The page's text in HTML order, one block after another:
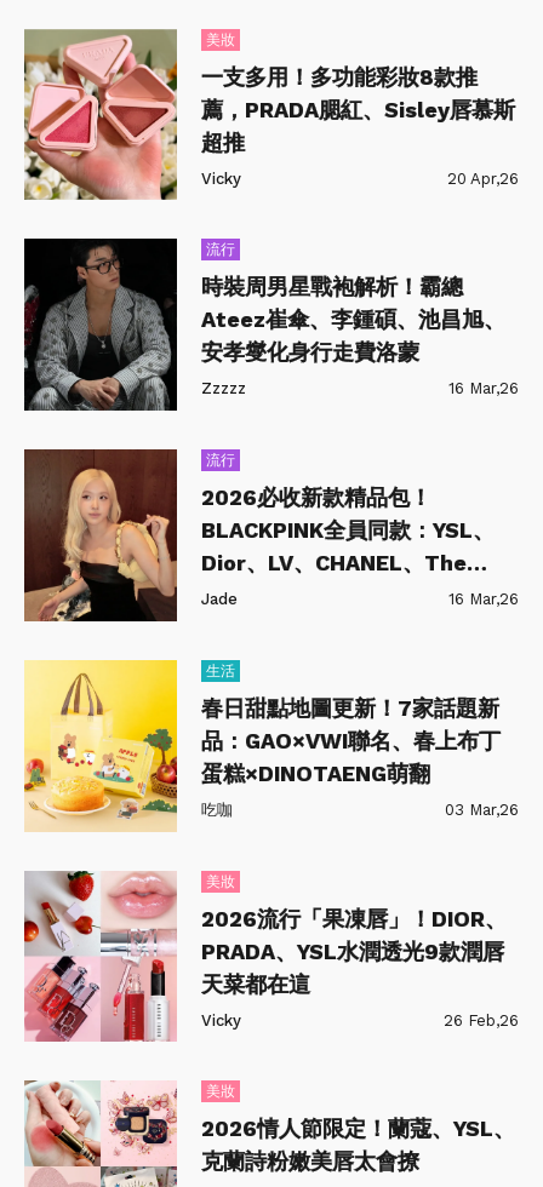
美妝
一支多用！多功能彩妝8款推
薦，PRADA腮紅、Sisley唇慕斯
超推
Vicky 20 Apr,26
流行
時裝周男星戰袍解析！霸總
Ateez崔傘、李鍾碩、池昌旭、
安孝燮化身行走費洛蒙
Zzzzz 16 Mar,26
流行
2026必收新款精品包！
BLACKPINK全員同款：YSL、
Dior、LV、CHANEL、The
Row、CELINE…每一款都是時
Jade 16 Mar,26
生活
春日甜點地圖更新！7家話題新
品：GAO×VWI聯名、春上布丁
蛋糕×DINOTAENG萌翻
吃咖 03 Mar,26
美妝
2026流行「果凍唇」！DIOR、
PRADA、YSL水潤透光9款潤唇
天菜都在這
Vicky 26 Feb,26
美妝
2026情人節限定！蘭蔻、YSL、
克蘭詩粉嫩美唇太會撩